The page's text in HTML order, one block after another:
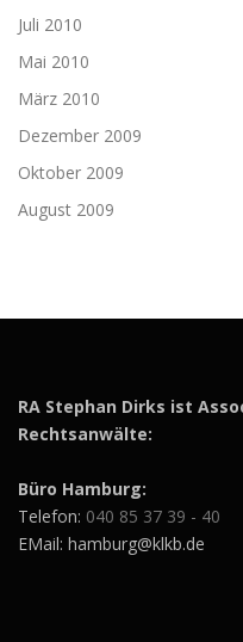
Juli 2010
Mai 2010
März 2010
Dezember 2009
Oktober 2009
August 2009
RA Stephan Dirks ist
Rechtsanwälte:
Büro Hamburg:
Telefon: 040 85 37 39 - 40
EMail: hamburg@klkb.de